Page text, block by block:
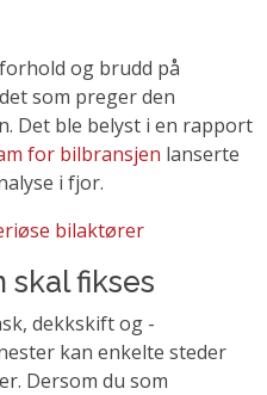
og brudd på
som preger den
Det ble belyst i en rapport
for bilbransjen lanserte
i fjor.
bilaktører
fikses
dekkskift og -
kan enkelte steder
Dersom du som